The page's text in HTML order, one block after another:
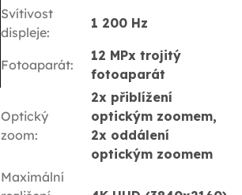
Svítivost
displeje:
1 200 Hz
Fotoaparát:
12 MPx trojitý
fotoaparát
Optický
zoom:
2x přiblížení
optickým zoomem,
2x oddálení
optickým zoomem
Maximální